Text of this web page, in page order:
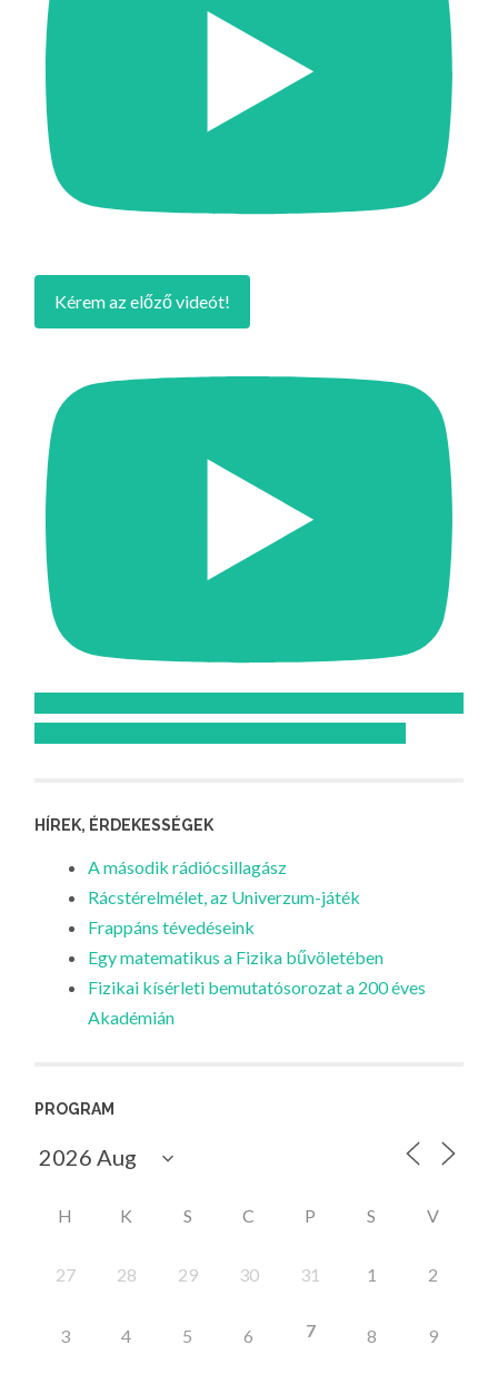
Kérem az előző videót!
HÍREK, ÉRDEKESSÉGEK
A második rádiócsillagász
Rácstérelmélet, az Univerzum-játék
Frappáns tévedéseink
Egy matematikus a Fizika bűvöletében
Fizikai kísérleti bemutatósorozat a 200 éves
Akadémián
PROGRAM
H K S C P S V
27 28 29 30 31 1 2
3 4 5 6 7 8 9